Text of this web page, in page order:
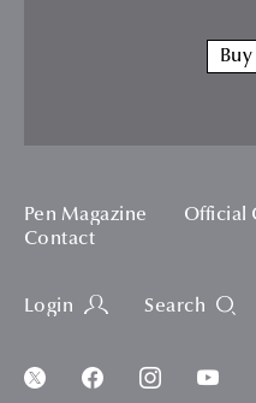
Pen Magazine Official
Contact
Login Search